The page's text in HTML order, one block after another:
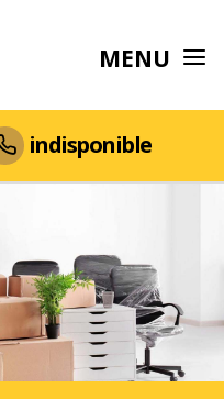
MENU
indisponible